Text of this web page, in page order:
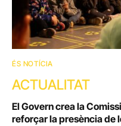
ÉS NOTÍCIA
ACTUALITAT
El Govern crea la
reforçar la presència de